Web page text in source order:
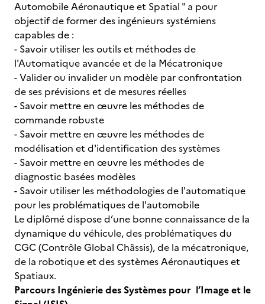
Automobile Aéronautique et Spatial " a pour
objectif de former des ingénieurs systémiens
capables de :
- Savoir utiliser les outils et méthodes de
l'Automatique avancée et de la Mécatronique
- Valider ou invalider un modèle par confrontation
de ses prévisions et de mesures réelles
- Savoir mettre en œuvre les méthodes de
commande robuste
- Savoir mettre en œuvre les méthodes de
modélisation et d'identification des systèmes
- Savoir mettre en œuvre les méthodes de
diagnostic basées modèles
- Savoir utiliser les méthodologies de l'automatique
pour les problématiques de l'automobile
Le diplômé dispose d’une bonne connaissance de la
dynamique du véhicule, des problématiques du
CGC (Contrôle Global Châssis), de la mécatronique,
de la robotique et des systèmes Aéronautiques et
Spatiaux.
Parcours Ingénierie des Systèmes pour l’Image et le